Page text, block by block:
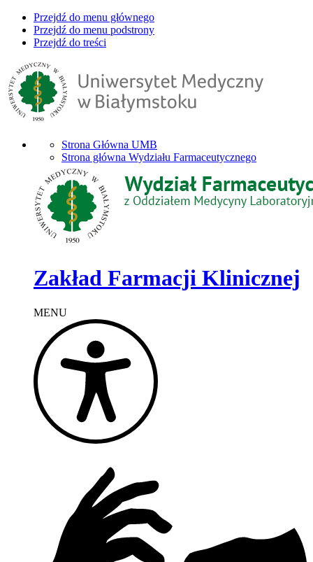
Przejdź do menu głównego
Przejdź do menu podstrony
Przejdź do treści
Strona Główna UMB
Strona główna Wydziału Farmaceutycznego
Zakład Farmacji Klinicznej
MENU